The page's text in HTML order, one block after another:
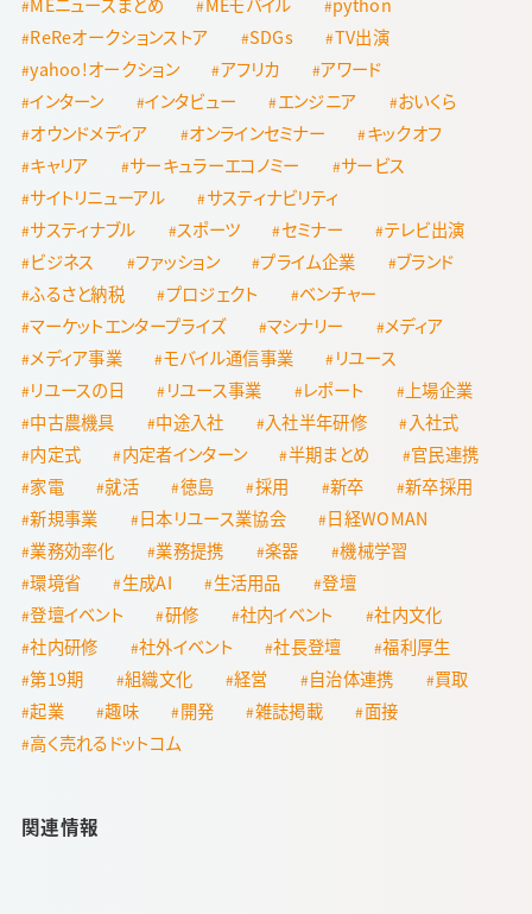
ReReオークションストア
SDGs
TV出演
yahoo!オークション
アフリカ
アワード
インターン
インタビュー エンジニア
おいくら
オウンドメディア
オンラインセミナー
キックオフ
キャリア
サーキュラーエコノミー
サービス
サイトリニューアル
サスティナビリティ
サスティナブル
スポーツ セミナー
テレビ出演
ビジネス
ファッション プライム企業
ブランド
ふるさと納税
プロジェクト
ベンチャー
マーケットエンタープライズ
マシナリー
メディア
メディア事業
モバイル通信事業
リユース
リユースの日
リユース事業 レポート
上場企業
中古農機具
中途入社 入社半年研修
入社式
内定式
内定者インターン 半期まとめ
官民連携
家電
就活 徳島 採用 新卒
新卒採用
新規事業
日本リユース業協会
日経WOMAN
業務効率化
業務提携 楽器
機械学習
環境省
生成AI 生活用品
登壇
登壇イベント
研修 社内イベント
社内文化
社内研修
社外イベント 社長登壇
福利厚生
第19期
組織文化 経営 自治体連携
買取
起業
趣味 開発 雑誌掲載
面接
高く売れるドットコム
関連情報